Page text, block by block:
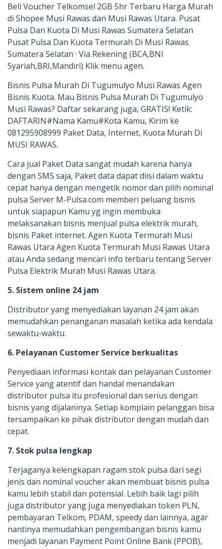
Beli Voucher Telkomsel 2GB 5hr Terbaru Harga Murah
di Shopee Musi Rawas dan Musi Rawas Utara. Pusat
Pulsa Dan Kuota Di Musi Rawas Sumatera Selatan
Pusat Pulsa Dan Kuota Termurah Di Musi Rawas
Sumatera Selatan · Via Rekening (BCA,BNI
Syariah,BRI,Mandiri) Klik menu agen.
Bisnis Pulsa Murah Di Tugumulyo Musi Rawas Agen
Bisnis Kuota. Mau Bisnis Pulsa Murah Di Tugumulyo
Musi Rawas? Daftar sekarang juga, GRATIS! Ketik:
DAFTARIN#Nama Kamu#Kota Kamu, Kirim ke
081295908999 Paket Data, Internet, Kuota Murah Di
MUSI RAWAS.
Cara jual Paket Data sangat mudah karena hanya
dengan SMS saja, Paket data dapat diisi dalam waktu
cepat hanya dengan mengetik nomor dan pilih nominal
pulsa Server M-Pulsa.com memberi peluang bisnis
untuk siapapun Kamu yg ingin membuka
melaksanakan bisnis menjual pulsa elektrik murah,
bisnis Paket internet. Agen Kuota Termurah Musi
Rawas Utara Agen Kuota Termurah Musi Rawas Utara
atau Anda sedang mencari info terbaru tentang Server
Pulsa Elektrik Murah Musi Rawas Utara.
5. Sistem online 24 jam
Distributor yang menyediakan layanan 24 jam akan
memudahkan penanganan masalah ketika ada kendala
sewaktu-waktu.
6. Pelayanan Customer Service berkualitas
Penyediaan informasi kontak dan pelayanan Customer
Service yang atentif dan handal menandakan
distributor pulsa itu profesional dan serius dengan
bisnis yang dijalaninya. Setiap komplain pelanggan bisa
tersampaikan ke pihak distributor dengan mudah dan
cepat.
7. Stok pulsa lengkap
Terjaganya kelengkapan ragam stok pulsa dari segi
jenis dan nominal voucher akan membuat bisnis pulsa
kamu lebih stabil dan potensial. Lebih baik lagi pilih
juga distributor yang juga menyediakan token PLN,
pembayaran Telkom, PDAM, speedy dan lainnya, agar
nantinya memudahkan pengembangan bisnis kamu
menjadi layanan Payment Point Online Bank (PPOB),